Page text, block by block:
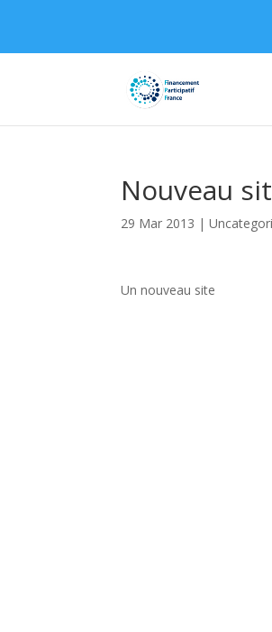
Nouveau
29 Mar 2013 |
Un nouveau site